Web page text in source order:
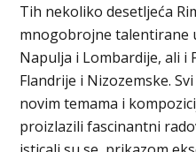
Tih nekoliko desetljeća
mnogobrojne talentirane
Napulja i Lombardije, ali i
Flandrije i Nizozemske.
novim temama i
proizlazili fascinantni